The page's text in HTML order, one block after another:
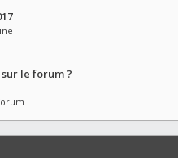
le forum ?